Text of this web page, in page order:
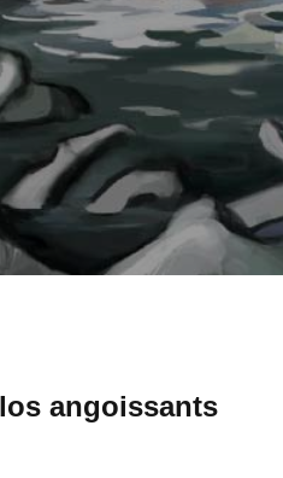
angoissants